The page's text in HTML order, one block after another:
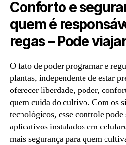
Conforto e
quem é
regas – Pode
O fato de poder programar e
plantas, independente de estar
oferecer liberdade, poder,
quem cuida do cultivo. Com os
tecnológicos, esse controle pode
aplicativos instalados em
mais segurança para quem